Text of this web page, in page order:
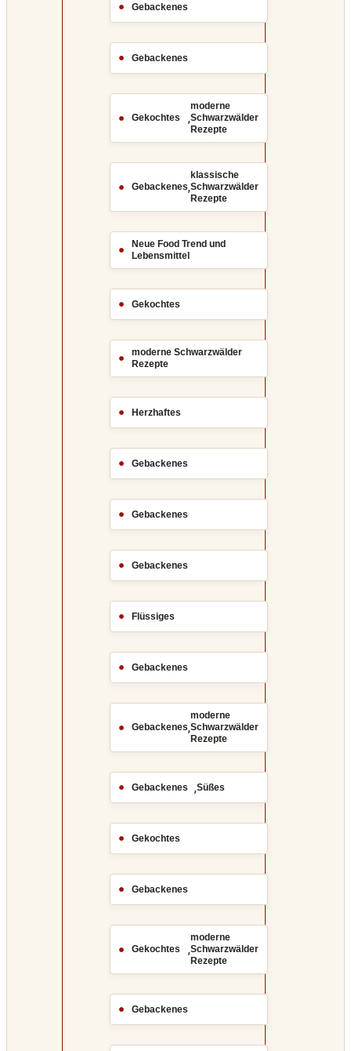
Gebackenes
Gebackenes
Gekochtes ,
moderne
Schwarzwälder
Rezepte
Gebackenes,
klassische
Schwarzwälder
Rezepte
Neue Food Trend und
Lebensmittel
Gekochtes
moderne Schwarzwälder
Rezepte
Herzhaftes
Gebackenes
Gebackenes
Gebackenes
Flüssiges
Gebackenes
Gebackenes,
moderne
Schwarzwälder
Rezepte
Gebackenes ,Süßes
Gekochtes
Gebackenes
Gekochtes ,
moderne
Schwarzwälder
Rezepte
Gebackenes